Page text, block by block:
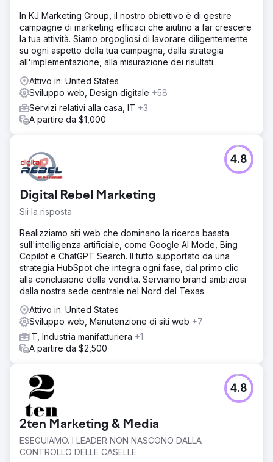
In KJ Marketing Group, il nostro obiettivo è di gestire
campagne di marketing efficaci che aiutino a far crescere
la tua attività. Siamo orgogliosi di lavorare diligentemente
su ogni aspetto della tua campagna, dalla strategia
all'implementazione, alla misurazione dei risultati.
Attivo in: United States
Sviluppo web, Design digitale +58
Servizi relativi alla casa, IT +3
A partire da $1,000
Digital Rebel Marketing
Sii la risposta
4.8
Realizziamo siti web che dominano la ricerca basata
sull'intelligenza artificiale, come Google AI Mode, Bing
Copilot e ChatGPT Search. Il tutto supportato da una
strategia HubSpot che integra ogni fase, dal primo clic
alla conclusione della vendita. Serviamo brand ambiziosi
dalla nostra sede centrale nel Nord del Texas.
Attivo in: United States
Sviluppo web, Manutenzione di siti web +7
IT, Industria manifatturiera +1
A partire da $2,500
2ten Marketing & Media
ESEGUIAMO. I LEADER NON NASCONO DALLA
CONTROLLO DELLE CASELLE
4.8